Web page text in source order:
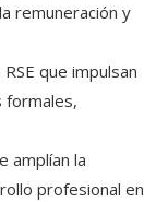
remuneración y
que impulsan
formales,
amplían la
profesional en